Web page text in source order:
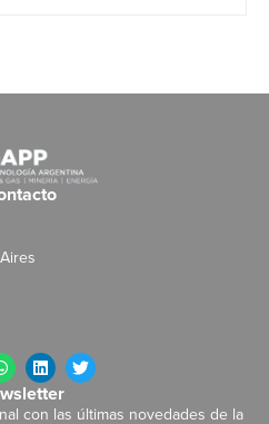
con las últimas novedades de la